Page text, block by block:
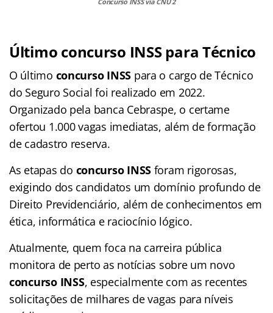
Último concurso INSS para Técnico
O último concurso INSS para o cargo de Técnico
do Seguro Social foi realizado em 2022.
Organizado pela banca Cebraspe, o certame
ofertou 1.000 vagas imediatas, além de formação
de cadastro reserva.
As etapas do concurso INSS foram rigorosas,
exigindo dos candidatos um domínio profundo de
Direito Previdenciário, além de conhecimentos em
ética, informática e raciocínio lógico.
Atualmente, quem foca na carreira pública
monitora de perto as notícias sobre um novo
concurso INSS, especialmente com as recentes
solicitações de milhares de vagas para níveis